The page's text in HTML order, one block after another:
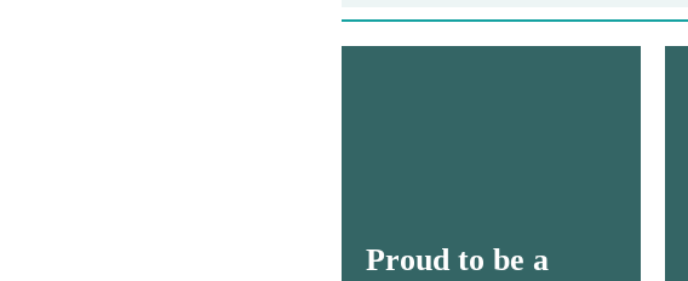
Proud to be a